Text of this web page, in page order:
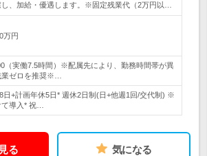
し、加給・優遇します。※固定残業代（2万円以…
万円
（実働7.5時間）※配属先により、勤務時間帯が異
ゼロを推奨※…
日+計画年休5日* 週休2日制(日+他週1回/交代制) ※
導入* 祝…
る 気になる